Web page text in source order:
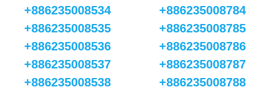
+886235008534
+886235008535
+886235008536
+886235008537
+886235008538
+886235008784
+886235008785
+886235008786
+886235008787
+886235008788